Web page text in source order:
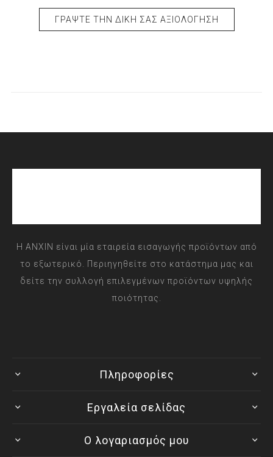
ΓΡΆΨΤΕ ΤΗΝ ΔΙΚΉ ΣΑΣ ΑΞΙΟΛΌΓΗΣΗ
Η ANXIN είναι μία εταιρεία εισαγωγής προϊόντων από
το εξωτερικό. Περιηγηθείτε στο κατάστημα μας και
δείτε την συλλογή επιλεγμένων προϊόντων υψηλής
ποιότητας.
Πληροφορίες
Εργαλεία σελίδας
Ο λογαριασμός μου